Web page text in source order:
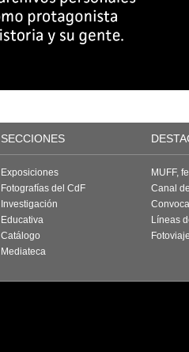
SECCIONES
Exposiciones
Fotografías del CdF
Investigación
Educativa
Catálogo
Mediateca
MUFF,
Canal
Líneas